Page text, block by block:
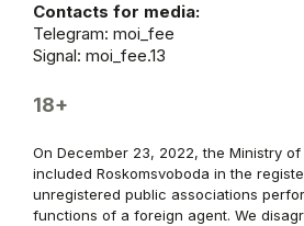
Contacts for media:
Telegram: moi_fee
Signal: moi_fee.13
18+
On December 23, 2022, the Ministry
included Roskomsvoboda in the
unregistered public associations
functions of a foreign agent. We